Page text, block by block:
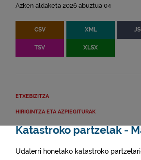
Azken aldaketa 2026 abuztua 04
CSV XML
TSV XLSX
ETXEBIZITZA
HIRIGINTZA ETA AZPIEGITURAK
Katastroko partzelak -
Udalerri honetako katastroko